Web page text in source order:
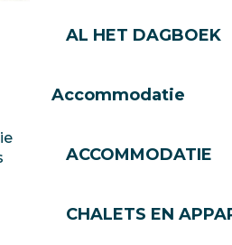
AL HET DAGBOEK
Accommodatie
ACCOMMODATIE
CHALETS EN
Perszaal
Jobs
SoleGets